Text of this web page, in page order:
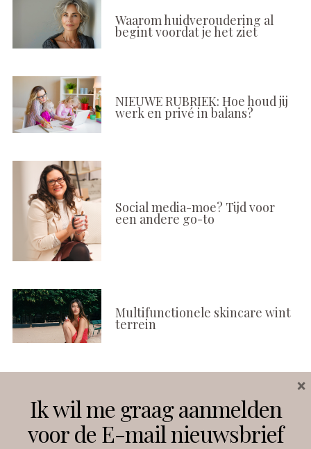
Waarom huidveroudering al
begint voordat je het ziet
NIEUWE RUBRIEK: Hoe houd jij
werk en privé in balans?
Social media-moe? Tijd voor
een andere go-to
Multifunctionele skincare wint
terrein
Instagram Facebook
Ik wil me graag aanmelden
voor de E-mail nieuwsbrief
×